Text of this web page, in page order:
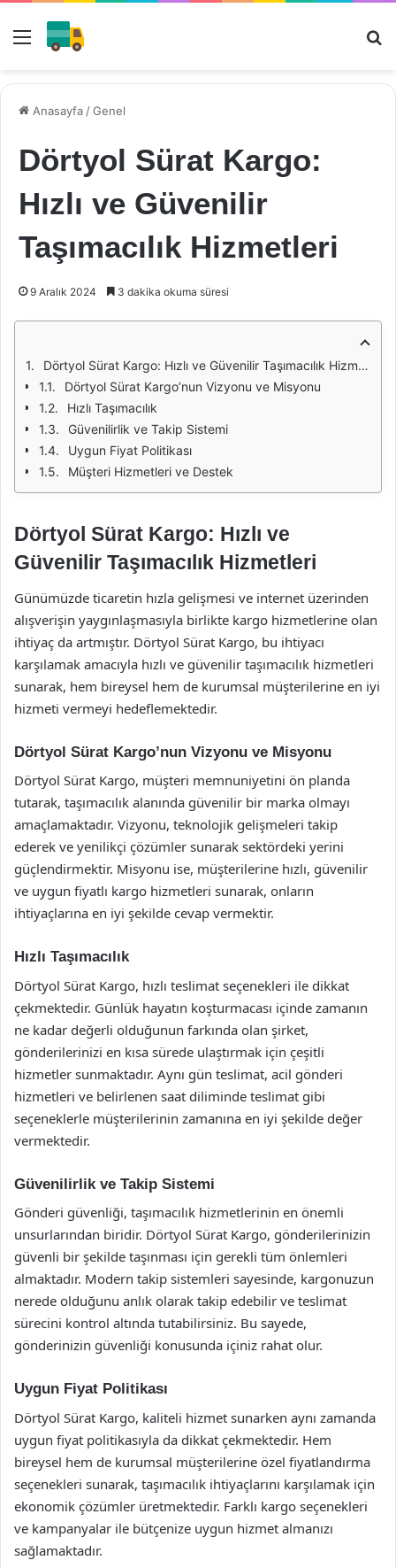
Menü
Anasayfa /Genel
Dörtyol Sürat Kargo:
Hızlı ve Güvenilir
Taşımacılık Hizmetleri
9 Aralık 2024 3 dakika okuma süresi
Dörtyol Sürat Kargo: Hızlı ve Güvenilir Taşımacılık Hizmetleri
Dörtyol Sürat Kargo’nun Vizyonu ve Misyonu
Hızlı Taşımacılık
Güvenilirlik ve Takip Sistemi
Uygun Fiyat Politikası
Müşteri Hizmetleri ve Destek
Dörtyol Sürat Kargo: Hızlı ve
Güvenilir Taşımacılık Hizmetleri
Günümüzde ticaretin hızla gelişmesi ve internet üzerinden
alışverişin yaygınlaşmasıyla birlikte kargo hizmetlerine olan
ihtiyaç da artmıştır. Dörtyol Sürat Kargo, bu ihtiyacı
karşılamak amacıyla hızlı ve güvenilir taşımacılık hizmetleri
sunarak, hem bireysel hem de kurumsal müşterilerine en iyi
hizmeti vermeyi hedeflemektedir.
Dörtyol Sürat Kargo’nun Vizyonu ve Misyonu
Dörtyol Sürat Kargo, müşteri memnuniyetini ön planda
tutarak, taşımacılık alanında güvenilir bir marka olmayı
amaçlamaktadır. Vizyonu, teknolojik gelişmeleri takip
ederek ve yenilikçi çözümler sunarak sektördeki yerini
güçlendirmektir. Misyonu ise, müşterilerine hızlı, güvenilir
ve uygun fiyatlı kargo hizmetleri sunarak, onların
ihtiyaçlarına en iyi şekilde cevap vermektir.
Hızlı Taşımacılık
Dörtyol Sürat Kargo, hızlı teslimat seçenekleri ile dikkat
çekmektedir. Günlük hayatın koşturmacası içinde zamanın
ne kadar değerli olduğunun farkında olan şirket,
gönderilerinizi en kısa sürede ulaştırmak için çeşitli
hizmetler sunmaktadır. Aynı gün teslimat, acil gönderi
hizmetleri ve belirlenen saat diliminde teslimat gibi
seçeneklerle müşterilerinin zamanına en iyi şekilde değer
vermektedir.
Güvenilirlik ve Takip Sistemi
Gönderi güvenliği, taşımacılık hizmetlerinin en önemli
unsurlarından biridir. Dörtyol Sürat Kargo, gönderilerinizin
güvenli bir şekilde taşınması için gerekli tüm önlemleri
almaktadır. Modern takip sistemleri sayesinde, kargonuzun
nerede olduğunu anlık olarak takip edebilir ve teslimat
sürecini kontrol altında tutabilirsiniz. Bu sayede,
gönderinizin güvenliği konusunda içiniz rahat olur.
Uygun Fiyat Politikası
Dörtyol Sürat Kargo, kaliteli hizmet sunarken aynı zamanda
uygun fiyat politikasıyla da dikkat çekmektedir. Hem
bireysel hem de kurumsal müşterilerine özel fiyatlandırma
seçenekleri sunarak, taşımacılık ihtiyaçlarını karşılamak için
ekonomik çözümler üretmektedir. Farklı kargo seçenekleri
ve kampanyalar ile bütçenize uygun hizmet almanızı
sağlamaktadır.